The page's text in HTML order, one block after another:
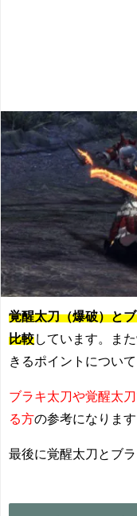
覚醒太刀（爆破）と
比較しています。ま
きるポイントについ
ブラキ太刀や覚醒太
る方の参考になります
最後に覚醒太刀とブ